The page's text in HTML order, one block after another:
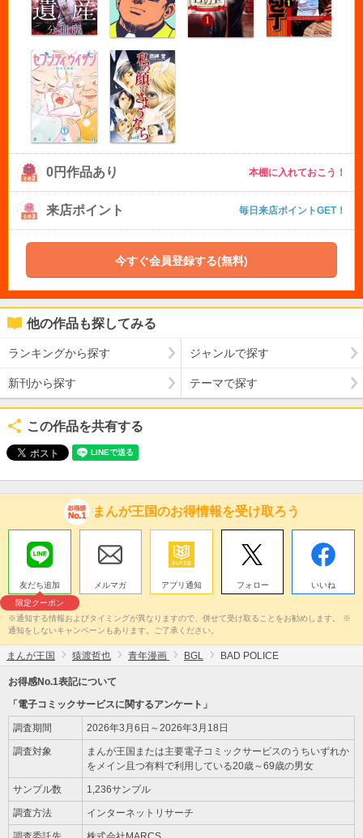
0円作品あり 本棚に入れておこう！
来店ポイント 毎日来店ポイントGET！
今すぐ会員登録する(無料)
他の作品も探してみる
ランキングから探す ジャンルで探す
新刊から探す テーマで探す
この作品を共有する
まんが王国のお得情報を受け取ろう
友だち追加
限定クーポン
メルマガ アプリ通知 フォロー いいね
※通知する情報およびタイミングが異なりますので、併せて受け取ることをお勧めします。 ※
通知をしないキャンペーンもあります。ご了承ください。
まんが王国 猿渡哲也 青年漫画 BGL BAD POLICE
お得感No.1表記について
「電子コミックサービスに関するアンケート」
調査期間 2026年3月6日～2026年3月18日
調査対象
まんが王国または主要電子コミックサービスのうちいずれか
をメイン且つ有料で利用している20歳～69歳の男女
サンプル数 1,236サンプル
調査方法 インターネットリサーチ